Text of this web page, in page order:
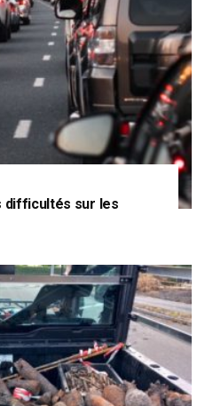
difficultés sur les